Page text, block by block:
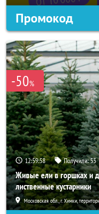
Промокод
-50%
12:59:57 Получили:53
Живые ели в горшках и
лиственные кустарники
Московская обл., г. Химки,